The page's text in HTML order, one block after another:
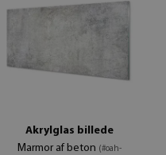
Akrylglas billede
Marmor af beton (#oah-